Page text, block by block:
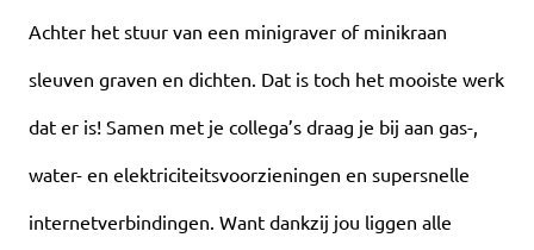
Achter het stuur van een minigraver of minikraan
sleuven graven en dichten. Dat is toch het mooiste werk
dat er is! Samen met je collega’s draag je bij aan gas-,
water- en elektriciteitsvoorzieningen en supersnelle
internetverbindingen. Want dankzij jou liggen alle